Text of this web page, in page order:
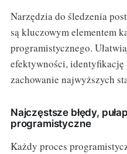
Narzędzia do śledzenia
są kluczowym elementem
programistycznego.
efektywności,
zachowanie najwyższych
Najczęstsze błędy,
programistyczne
Każdy proces